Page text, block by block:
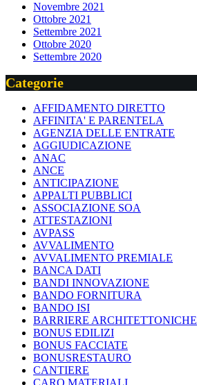
Novembre 2021
Ottobre 2021
Settembre 2021
Ottobre 2020
Settembre 2020
Categorie
AFFIDAMENTO DIRETTO
AFFINITA' E PARENTELA
AGENZIA DELLE ENTRATE
AGGIUDICAZIONE
ANAC
ANCE
ANTICIPAZIONE
APPALTI PUBBLICI
ASSOCIAZIONE SOA
ATTESTAZIONI
AVPASS
AVVALIMENTO
AVVALIMENTO PREMIALE
BANCA DATI
BANDI INNOVAZIONE
BANDO FORNITURA
BANDO ISI
BARRIERE ARCHITETTONICHE
BONUS EDILIZI
BONUS FACCIATE
BONUSRESTAURO
CANTIERE